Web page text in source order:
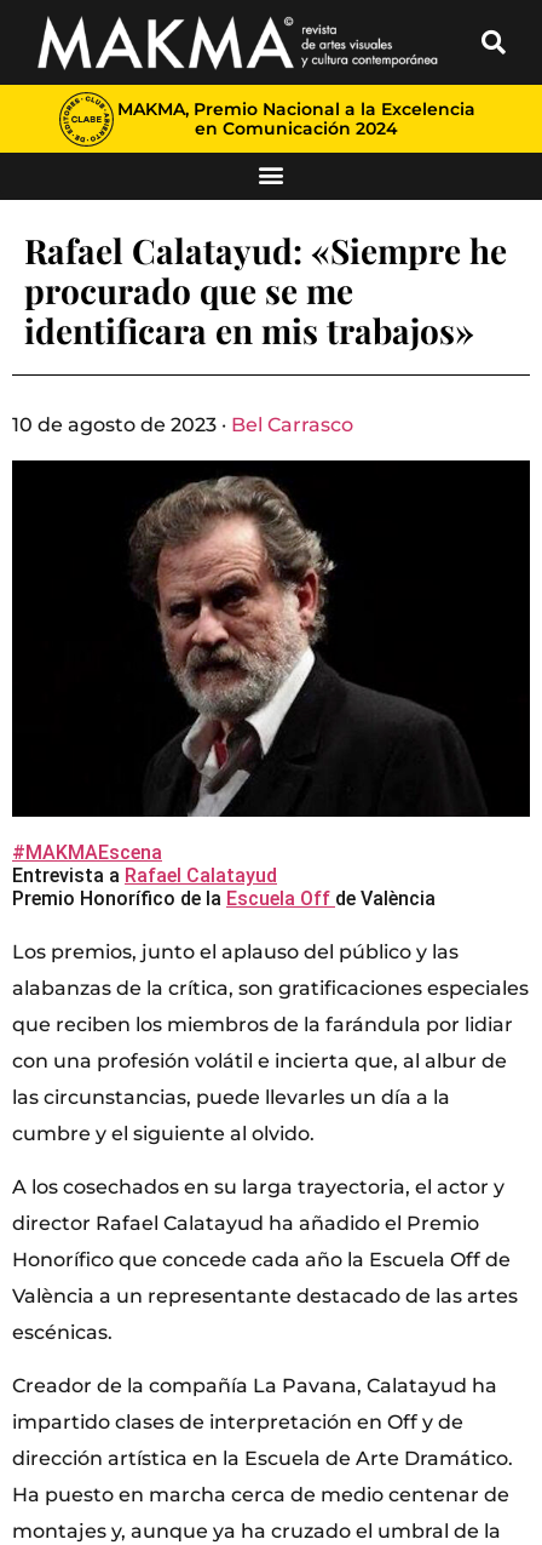
MAKMA, Premio Nacional a la Excelencia
en Comunicación 2024
Rafael Calatayud: «Siempre he
procurado que se me
identificara en mis trabajos»
10 de agosto de 2023 · Bel Carrasco
#MAKMAEscena
Entrevista a Rafael Calatayud
Premio Honorífico de la Escuela Off de València
Los premios, junto el aplauso del público y las
alabanzas de la crítica, son gratificaciones especiales
que reciben los miembros de la farándula por lidiar
con una profesión volátil e incierta que, al albur de
las circunstancias, puede llevarles un día a la
cumbre y el siguiente al olvido.
A los cosechados en su larga trayectoria, el actor y
director Rafael Calatayud ha añadido el Premio
Honorífico que concede cada año la Escuela Off de
València a un representante destacado de las artes
escénicas.
Creador de la compañía La Pavana, Calatayud ha
impartido clases de interpretación en Off y de
dirección artística en la Escuela de Arte Dramático.
Ha puesto en marcha cerca de medio centenar de
montajes y, aunque ya ha cruzado el umbral de la